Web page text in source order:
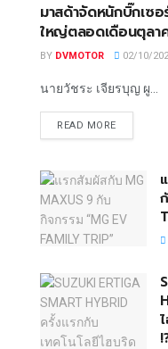
มาสด้าจัดหนักบิ๊กเซ
ใหญ่ตลอดเดือนตุลา
BY DVMOTOR 02/10/
นายวัชระ เจียรบุญ ผู...
READ MORE